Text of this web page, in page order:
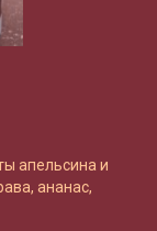
апельсина и
ананас,